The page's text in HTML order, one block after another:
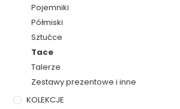
Pojemniki
Półmiski
Sztućce
Tace
Talerze
Zestawy prezentowe i inne
KOLEKCJE